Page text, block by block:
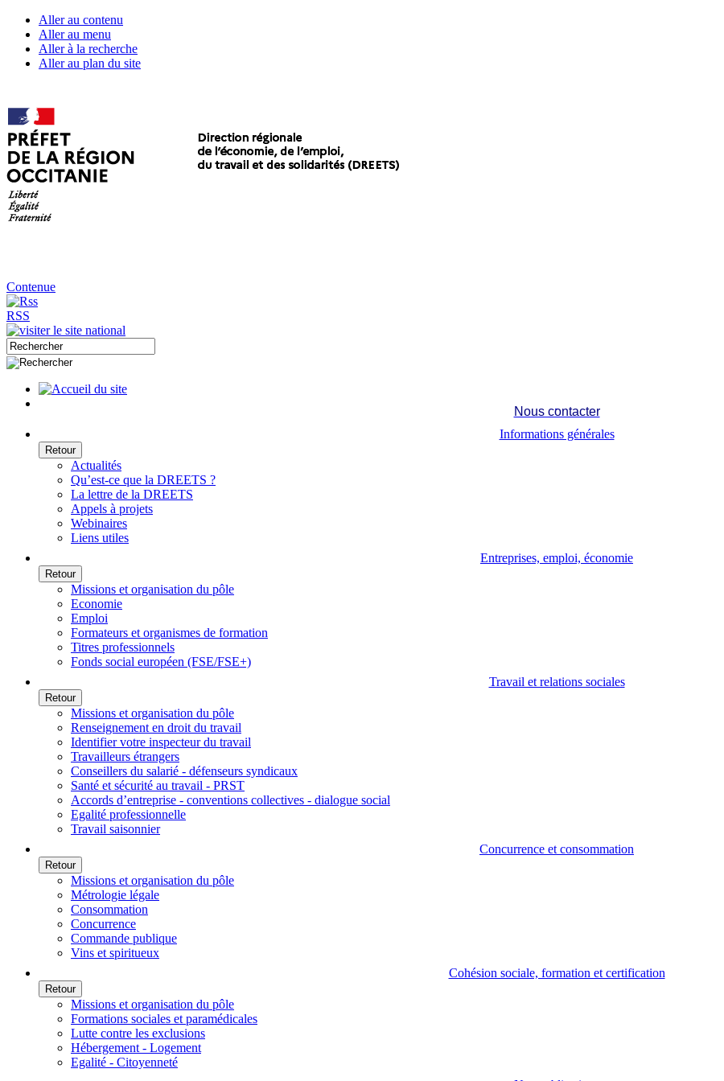
Aller au contenu
Aller au menu
Aller à la recherche
Aller au plan du site
Contenue
RSS
Nous contacter
Informations générales
Retour
Actualités
Qu’est-ce que la DREETS ?
La lettre de la DREETS
Appels à projets
Webinaires
Liens utiles
Entreprises, emploi, économie
Retour
Missions et organisation du pôle
Economie
Emploi
Formateurs et organismes de formation
Titres professionnels
Fonds social européen (FSE/FSE+)
Travail et relations sociales
Retour
Missions et organisation du pôle
Renseignement en droit du travail
Identifier votre inspecteur du travail
Travailleurs étrangers
Conseillers du salarié - défenseurs syndicaux
Santé et sécurité au travail - PRST
Accords d’entreprise - conventions collectives - dialogue social
Egalité professionnelle
Travail saisonnier
Concurrence et consommation
Retour
Missions et organisation du pôle
Métrologie légale
Consommation
Concurrence
Commande publique
Vins et spiritueux
Cohésion sociale, formation et certification
Retour
Missions et organisation du pôle
Formations sociales et paramédicales
Lutte contre les exclusions
Hébergement - Logement
Egalité - Citoyenneté